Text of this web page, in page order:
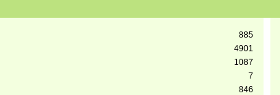
885
4901
1087
7
846